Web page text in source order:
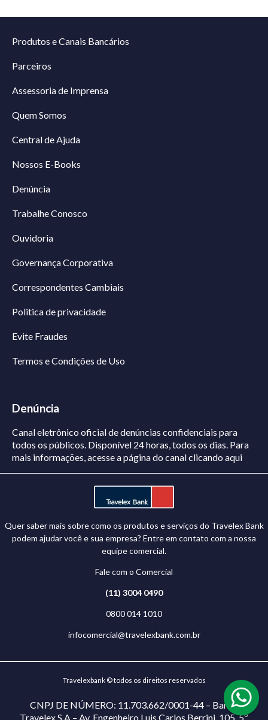
Produtos e Canais Bancários
Parceiros
Assessoria de Imprensa
Quem Somos
Central de Ajuda
Nossos E-Books
Denúncia
Trabalhe Conosco
Ouvidoria
Governança Corporativa
Correspondentes Cambiais
Politica de privacidade
Evite Fraudes
Termos e Condições de Uso
Denúncia
Canal eletrônico oficial de denúncias confidenciais para
todos os públicos. Disponível 24 horas, todos os dias. Para
mais informações, acesse a página do canalclicando aqui
Quer saber mais sobre como os produtos e serviços do Travelex Bank
podem ajudar você e sua empresa? Entre em contato com a nossa
equipe comercial.
Fale com o Comercial
(11) 3004 0490
0800 014 1010
infocomercial@travelexbank.com.br
Travelexbank © todos os direitos reservados
CNPJ DE NÚMERO: 11.703.662/0001-44 – Banco
Travelex S.A – Av. Engenheiro Luis Carlos Berrini, 105, 5º